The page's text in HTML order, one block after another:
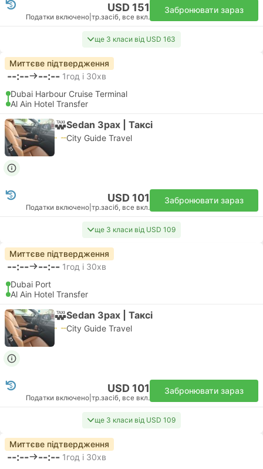
USD 151
Податки включено тр.засіб, все вкл.
Забронювати зараз
ще 3 класи від USD 163
Миттєве підтвердження
--:-- --:-- 1год і 30хв
Dubai Harbour Cruise Terminal
Al Ain Hotel Transfer
Sedan 3pax | Таксі
City Guide Travel
USD 101
Податки включено тр.засіб, все вкл.
Забронювати зараз
ще 3 класи від USD 109
Миттєве підтвердження
--:-- --:-- 1год і 30хв
Dubai Port
Al Ain Hotel Transfer
Sedan 3pax | Таксі
City Guide Travel
USD 101
Податки включено тр.засіб, все вкл.
Забронювати зараз
ще 3 класи від USD 109
Миттєве підтвердження
--:-- --:-- 1год і 30хв